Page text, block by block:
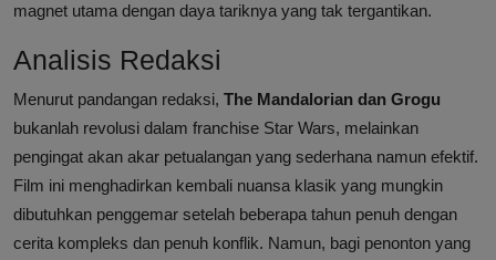
magnet utama dengan daya tariknya yang tak tergantikan.
Analisis Redaksi
Menurut pandangan redaksi, The Mandalorian dan Grogu
bukanlah revolusi dalam franchise Star Wars, melainkan
pengingat akan akar petualangan yang sederhana namun efektif.
Film ini menghadirkan kembali nuansa klasik yang mungkin
dibutuhkan penggemar setelah beberapa tahun penuh dengan
cerita kompleks dan penuh konflik. Namun, bagi penonton yang